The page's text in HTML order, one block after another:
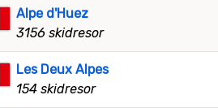
Alpe d'Huez
3156 skidresor
Les Deux Alpes
154 skidresor